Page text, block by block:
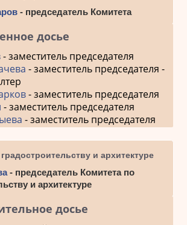
- председатель Комитета
досье
- заместитель председателя
- заместитель председателя -
- заместитель председателя
- заместитель председателя
- заместитель председателя
и архитектуре
- председатель Комитета по
и архитектуре
досье